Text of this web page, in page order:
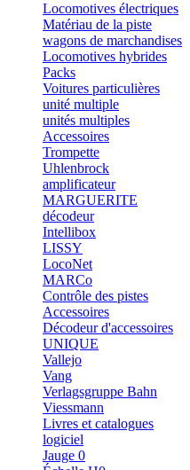
Locomotives électriques
Matériau de la piste
wagons de marchandises
Locomotives hybrides
Packs
Voitures particulières
unité multiple
unités multiples
Accessoires
Trompette
Uhlenbrock
amplificateur
MARGUERITE
décodeur
Intellibox
LISSY
LocoNet
MARCo
Contrôle des pistes
Accessoires
Décodeur d'accessoires
UNIQUE
Vallejo
Vang
Verlagsgruppe Bahn
Viessmann
Livres et catalogues
logiciel
Jauge 0